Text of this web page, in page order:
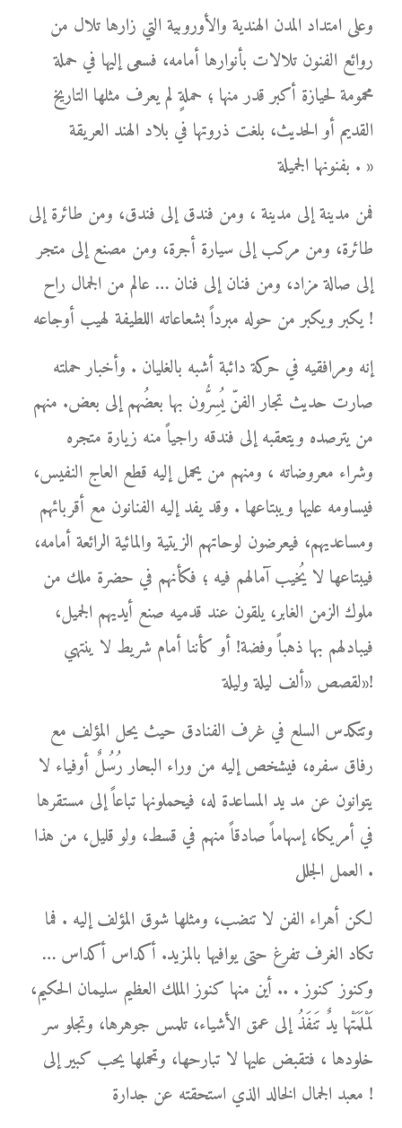
وعلى امتداد المدن الهندية والأوروبية التي زارها تلال من
روائع الفنون تلالات بأنوارها أمامه، فسعى إليها في حملة
محمومة لحيازة أكبر قدر منها ؛ حملةٍ لم يعرف مثلها التاريخ
القديم أو الحديث، بلغت ذروتها في بلاد الهند العريقة
بفنونها الجميلة . »
فمن مدينة إلى مدينة ، ومن فندق إلى فندق، ومن طائرة إلى
طائرة، ومن مركب إلى سيارة أجرة، ومن مصنع إلى متجر
إلى صالة مزاد، ومن فنان إلى فنان … عالم من الجمال راح
يكبر ويكبر من حوله مبرداً بشعاعاته اللطيفة لهيب أوجاعه !
إنه ومرافقيه في حركة دائبة أشبه بالغليان . وأخبار حملته
صارت حديث تجار الفنّ يُسِرُّون بها بعضُهم إلى بعض. منهم
من يترصده ويتعقبه إلى فندقه راجياً منه زيارة متجره
وشراء معروضاته ، ومنهم من يحمل إليه قطع العاج النفيس،
فيساومه عليها ويبتاعها . وقد يفد إليه الفنانون مع أقربائهم
ومساعديهم، فيعرضون لوحاتهم الزيتية والمائية الرائعة أمامه،
فيبتاعها لا يُخيب آمالهم فيه ؛ فكأنهم في حضرة ملك من
ملوك الزمن الغابر، يلقون عند قدميه صنع أيديهم الجميل،
فيبادلهم بها ذهباً وفضة! أو كأننا أمام شريط لا ينتهي
لقصص «ألف ليلة وليلة»!
وتتكدس السلع في غرف الفنادق حيث يحل المؤلف مع
رفاق سفره، فيشخص إليه من وراء البحار رُسُلٌ أوفياء لا
يتوانون عن مد يد المساعدة له، فيحملونها تباعاً إلى مستقرها
في أمريكا، إسهاماً صادقاً منهم في قسط، ولو قليل، من هذا
العمل الجلل .
لكن أهراء الفن لا تنضب، ومثلها شوق المؤلف إليه . فما
تكاد الغرف تفرغ حتى يوافيها بالمزيد. أكداس أكداس …
وكنوز كنوز . .. أين منها كنوز الملك العظيم سليمان الحكيم،
لَمْلَمَتْها يدٌ تَنفَذُ إلى عمق الأشياء، تلمس جوهرها، وتجلو سر
خلودها ، فتقبض عليها لا تبارحها، وتحملها يحب كبير إلى
معبد الجمال الخالد الذي استحقته عن جدارة !